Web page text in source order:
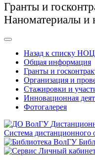
Гранты и
Наноматериалы и
Назад к списку НОЦ
Общая информация
Гранты и
Организация и
Стажировки и
Инновационная
Фотогалерея
Система дистанционного